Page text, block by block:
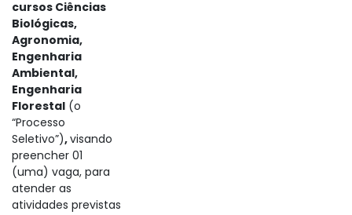
cursos Ciências
Biológicas,
Agronomia,
Engenharia
Ambiental,
Engenharia
Florestal (o
“Processo
Seletivo”),visando
preencher 01
(uma) vaga, para
atender as
atividades previstas